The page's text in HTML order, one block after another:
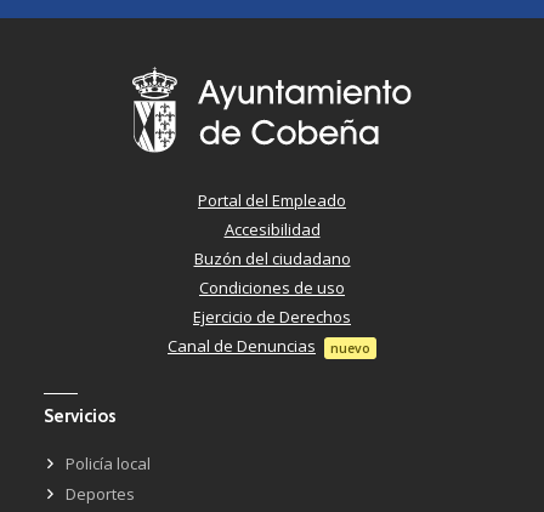
Portal del Empleado
Accesibilidad
Buzón del ciudadano
Condiciones de uso
Ejercicio de Derechos
Canal de Denuncias
nuevo
Servicios
Policía local
Deportes